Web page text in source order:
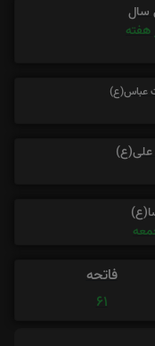
سال
عباس(ع)
علی(ع)
فاتحه
61